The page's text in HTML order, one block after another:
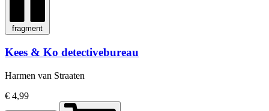
fragment
Kees & Ko detectivebureau
Harmen van Straaten
€ 4,99